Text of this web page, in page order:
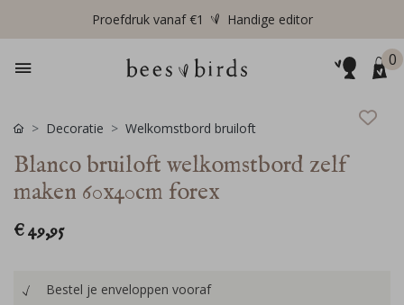
Proefdruk vanaf €1 Handige editor
0
Decoratie Welkomstbord bruiloft
Blanco bruiloft welkomstbord zelf
maken 60x40cm forex
€ 49,95
Bestel je enveloppen vooraf